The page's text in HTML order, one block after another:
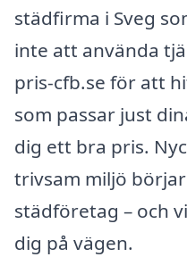
städfirma i Sveg
inte att använda
pris-cfb.se för att
som passar just
dig ett bra pris.
trivsam miljö
städföretag – och
dig på vägen.